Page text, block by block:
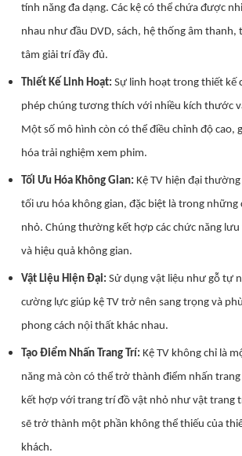
tính năng đa dạng. Các kệ có thể chứa được
nhau như đầu DVD, sách, hệ thống âm
tâm giải trí đầy đủ.
Thiết Kế Linh Hoạt: Sự linh hoạt trong thiết kế
phép chúng tương thích với nhiều kích thước
Một số mô hình còn có thể điều chỉnh độ cao,
hóa trải nghiệm xem phim.
Tối Ưu Hóa Không Gian: Kệ TV hiện đại
tối ưu hóa không gian, đặc biệt là trong những
nhỏ. Chúng thường kết hợp các chức năng
và hiệu quả không gian.
Vật Liệu Hiện Đại: Sử dụng vật liệu như gỗ tự
cường lực giúp kệ TV trở nên sang trọng và
phong cách nội thất khác nhau.
Tạo Điểm Nhấn Trang Trí: Kệ TV không chỉ là
năng mà còn có thể trở thành điểm nhấn trang
kết hợp với trang trí đồ vật nhỏ như vật trang
sẽ trở thành một phần không thể thiếu của
khách.